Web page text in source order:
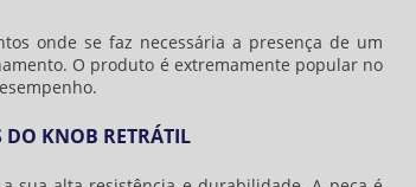
onde se faz necessária a presença de um
O produto é extremamente popular no
DO KNOB RETRÁTIL